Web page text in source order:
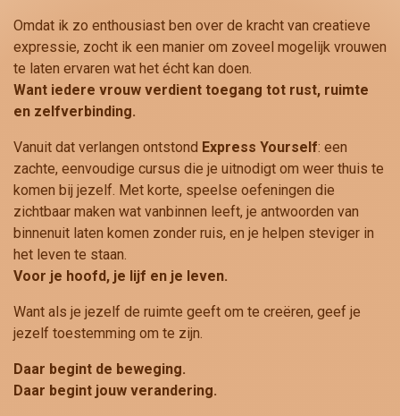
Omdat ik zo enthousiast ben over de kracht van creatieve
expressie, zocht ik een manier om zoveel mogelijk vrouwen
te laten ervaren wat het écht kan doen.
Want iedere vrouw verdient toegang tot rust, ruimte
en zelfverbinding.
Vanuit dat verlangen ontstond Express Yourself: een
zachte, eenvoudige cursus die je uitnodigt om weer thuis te
komen bij jezelf. Met korte, speelse oefeningen die
zichtbaar maken wat vanbinnen leeft, je antwoorden van
binnenuit laten komen zonder ruis, en je helpen steviger in
het leven te staan.
Voor je hoofd, je lijf en je leven.
Want als je jezelf de ruimte geeft om te creëren, geef je
jezelf toestemming om te zijn.
Daar begint de beweging.
Daar begint jouw verandering.